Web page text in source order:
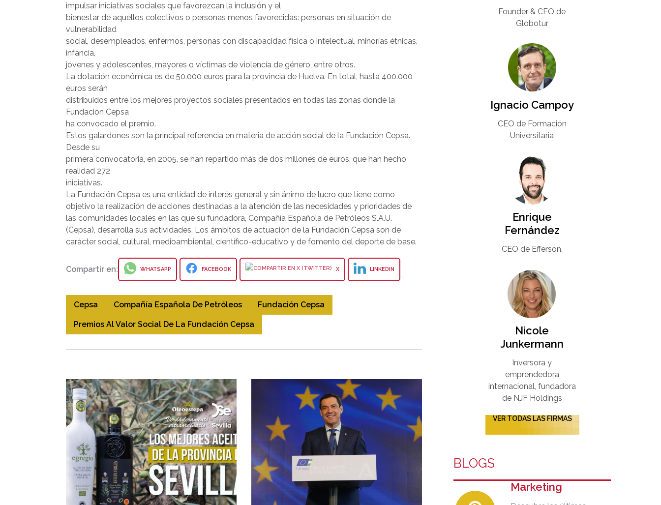
impulsar iniciativas sociales que favorezcan la inclusión y el
bienestar de aquellos colectivos o personas menos favorecidas: personas en situación de
vulnerabilidad
social, desempleados, enfermos, personas con discapacidad física o intelectual, minorías étnicas,
infancia,
jóvenes y adolescentes, mayores o víctimas de violencia de género, entre otros.
La dotación económica es de 50.000 euros para la provincia de Huelva. En total, hasta 400.000
euros serán
distribuidos entre los mejores proyectos sociales presentados en todas las zonas donde la
Fundación Cepsa
ha convocado el premio.
Estos galardones son la principal referencia en materia de acción social de la Fundación Cepsa.
Desde su
primera convocatoria, en 2005, se han repartido más de dos millones de euros, que han hecho
realidad 272
iniciativas.
La Fundación Cepsa es una entidad de interés general y sin ánimo de lucro que tiene como
objetivo la realización de acciones destinadas a la atención de las necesidades y prioridades de
las comunidades locales en las que su fundadora, Compañía Española de Petróleos S.A.U.
(Cepsa), desarrolla sus actividades. Los ámbitos de actuación de la Fundación Cepsa son de
carácter social, cultural, medioambiental, científico-educativo y de fomento del deporte de base.
Compartir en: WHATSAPP FACEBOOK X LINKEDIN
Cepsa Compañía Española De Petróleos Fundación Cepsa
Premios Al Valor Social De La Fundación Cepsa
Founder & CEO de
Globotur​
Ignacio Campoy​
CEO de Formación
Universitaria​
Enrique
Fernández
CEO de Efferson.
Nicole
Junkermann​
Inversora y
emprendedora
internacional, fundadora
de NJF Holdings
VER TODAS LAS FIRMAS
BLOGS
Marketing